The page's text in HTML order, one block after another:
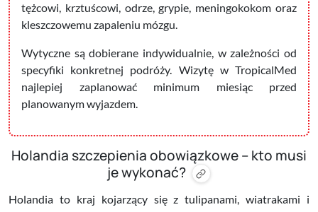
tężcowi, krztuścowi, odrze, grypie, meningokokom oraz
kleszczowemu zapaleniu mózgu.
Wytyczne są dobierane indywidualnie, w zależności od
specyfiki konkretnej podróży. Wizytę w TropicalMed
najlepiej zaplanować minimum miesiąc przed
planowanym wyjazdem.
Holandia szczepienia obowiązkowe – kto musi
je wykonać?
Holandia to kraj kojarzący się z tulipanami, wiatrakami i